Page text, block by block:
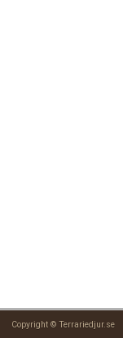
Copyright © Terrariedjur.se